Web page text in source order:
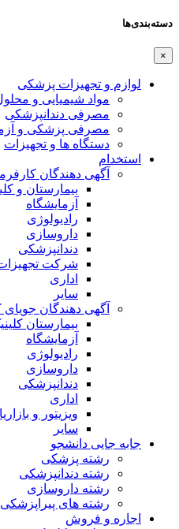
دسته‌بندی‌ها
×
لوازم و تجهیزات پزشکی
مواد شیمیایی و
مصرفی دندانپزشکی
مصرفی پزشکی و
دستگاه ها و تجهیزات
استخدام
آگهی دهندگان
بیمارستان و
آزمایشگاه
رادیولوژی
داروسازی
دندانپزشکی
شرکت
اداری
سایر
آگهی دهندگان جویای
بیمارستان
آزمایشگاه
رادیولوژی
داروسازی
دندانپزشکی
اداری
ویزیتور و
سایر
جابه جایی دانشجو
رشته پزشکی
رشته دندانپزشکی
رشته داروسازی
رشته های پیراپزشکی
اجاره و فروش